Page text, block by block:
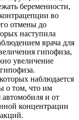
беременности,
во
отмены до
наступила
врача для
гипофиза,
увеличение
наблюдается
о том, что им
автомобиля и от
концентрации